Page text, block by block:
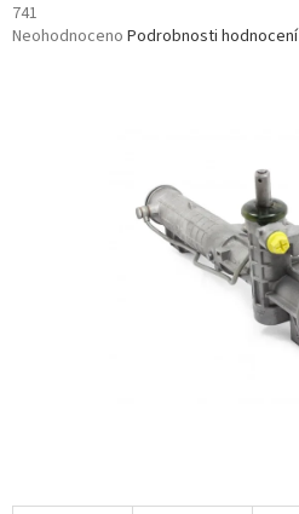
741
Průměrné
Neohodnoceno Podrobnosti hodnocení